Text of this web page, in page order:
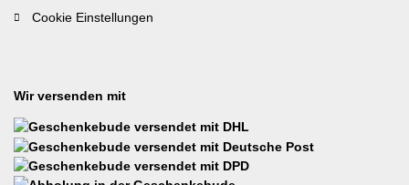
Cookie Einstellungen
Wir versenden mit